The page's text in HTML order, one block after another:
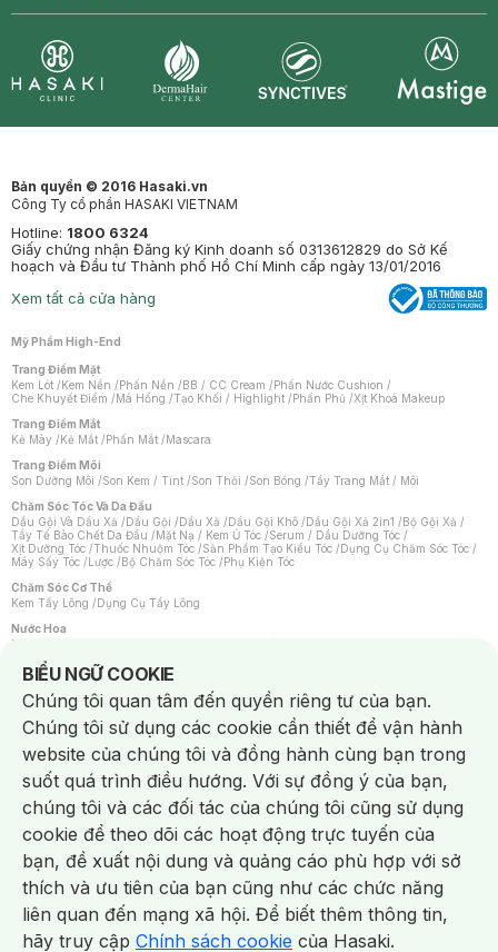
Bản quyền © 2016 Hasaki.vn
Công Ty cổ phần HASAKI VIETNAM
Hotline: 1800 6324
Giấy chứng nhận Đăng ký Kinh doanh số 0313612829 do Sở Kế
hoạch và Đầu tư Thành phố Hồ Chí Minh cấp ngày 13/01/2016
Xem tất cả cửa hàng
Mỹ Phẩm High-End
Trang Điểm Mặt
Kem Lót /Kem Nền /Phấn Nền /BB / CC Cream /Phấn Nước Cushion /
Che Khuyết Điểm /Má Hồng /Tạo Khối / Highlight /Phấn Phủ /Xịt Khoá Makeup
Trang Điểm Mắt
Kẻ Mày /Kẻ Mắt /Phấn Mắt /Mascara
Trang Điểm Môi
Son Dưỡng Môi /Son Kem / Tint /Son Thỏi /Son Bóng /Tẩy Trang Mắt / Môi
Chăm Sóc Tóc Và Da Đầu
Dầu Gội Và Dầu Xả /Dầu Gội /Dầu Xả /Dầu Gội Khô /Dầu Gội Xả 2in1 /Bộ Gội Xả /
Tẩy Tế Bào Chết Da Đầu /Mặt Nạ / Kem Ủ Tóc /Serum / Dầu Dưỡng Tóc /
Xịt Dưỡng Tóc /Thuốc Nhuộm Tóc /Sản Phẩm Tạo Kiểu Tóc /Dụng Cụ Chăm Sóc Tóc /
Máy Sấy Tóc /Lược /Bộ Chăm Sóc Tóc /Phụ Kiện Tóc
Chăm Sóc Cơ Thể
Kem Tẩy Lông /Dụng Cụ Tẩy Lông
Nước Hoa
Nước Hoa Nữ
Chăm Sóc Cá Nhân
Chống Muỗi /Khẩu Trang /Máy Massage/Mặt Nạ Xông Hơi /Nước Rửa Tay/
Sản Phẩm Chăm Sóc Khác /Bàn Chải Đánh Răng /Bàn Chải Điện/
Hỗ Trợ Trắng Răng/Kem Đánh Răng /Máy Tăm Nước/ Nước Súc Miệng/
Tăm / Chỉ Nha Khoa/ Xịt Thơm Miệng / Dung Dịch Vệ Sinh/Dưỡng Vùng Kín/
Khăn Ướt Vệ Sinh Vùng Kín/Băng Vệ Sinh/Tampon/Bọt Cạo Râu /Dao Cạo Râu/
Máy Cạo Râu
Vấn Đề Về Da
Da Dầu / Lỗ Chân Lông To/ Da Khô / Mất Nước/ Da Lão Hóa/ Da Mụn/
Da Nhạy Cảm / Kích Ứng
Da Xỉn Màu Thâm / Nám / Tàn Nhang
Quầng Thâm & Bọng Mắt /Sẹo /Viêm Da Cơ Địa
Dụng Cụ / Phụ Kiện Chăm Sóc Da
Bông Tẩy Trang
Khăn Lau Mặt Khô Dụng Cụ / Máy Rửa Mặt Máy Chăm Sóc Da
Dụng Cụ Chăm Sóc Khác
BIỂU NGỮ COOKIE
Notice about cookies usage
Chúng tôi quan tâm đến quyền riêng tư của bạn.
Chúng tôi sử dụng các cookie cần thiết để vận hành
website của chúng tôi và đồng hành cùng bạn trong
suốt quá trình điều hướng. Với sự đồng ý của bạn,
chúng tôi và các đối tác của chúng tôi cũng sử dụng
cookie để theo dõi các hoạt động trực tuyến của
bạn, đề xuất nội dung và quảng cáo phù hợp với sở
thích và ưu tiên của bạn cũng như các chức năng
liên quan đến mạng xã hội. Để biết thêm thông tin,
hãy truy cập Chính sách cookie của Hasaki.